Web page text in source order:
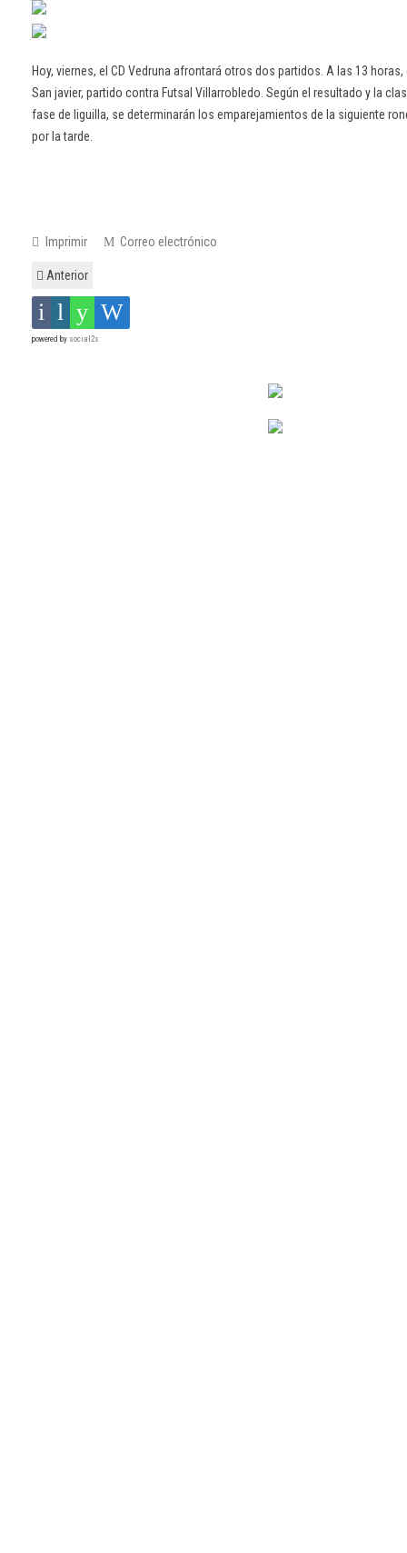
Hoy, viernes, el CD Vedruna afrontará otros dos partidos. A las 13
San javier, partido contra Futsal Villarrobledo. Según el resultado y la
fase de liguilla, se determinarán los emparejamientos de la siguiente
por la tarde.
Imprimir Correo electrónico
Anterior
powered by social2s